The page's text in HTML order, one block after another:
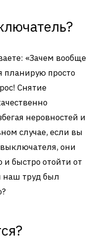
«Зачем вообще
планирую просто
Снятие
неровностей и
случае, если вы
выключателя, они
и быстро отойти от
наш труд был